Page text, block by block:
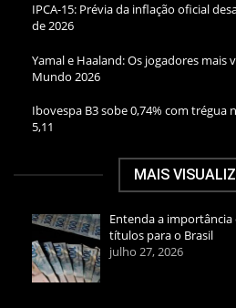
IPCA-15: Prévia da inflação oficial
de 2026
Yamal e Haaland: Os jogadores mais
Mundo 2026
Ibovespa B3 sobe 0,74% com trégua
5,11
MAIS
Entenda a
títulos para o Brasil
julho 27, 2026